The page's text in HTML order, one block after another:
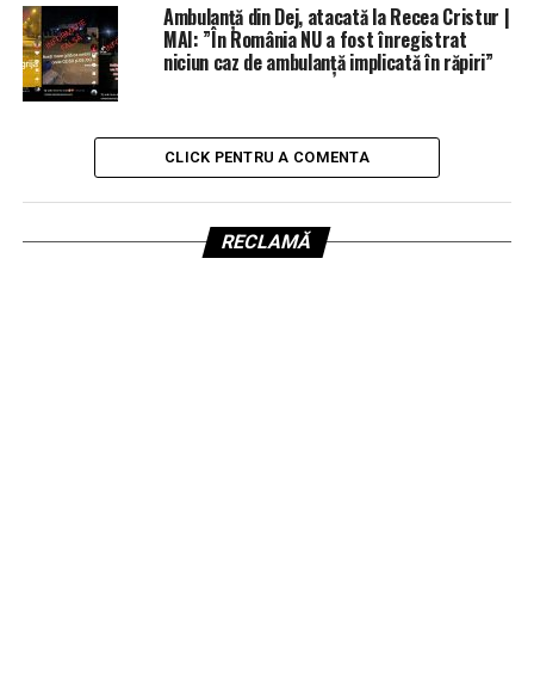
Ambulanță din Dej, atacată la Recea Cristur |
MAI: ”În România NU a fost înregistrat
niciun caz de ambulanță implicată în răpiri”
CLICK PENTRU A COMENTA
RECLAMĂ